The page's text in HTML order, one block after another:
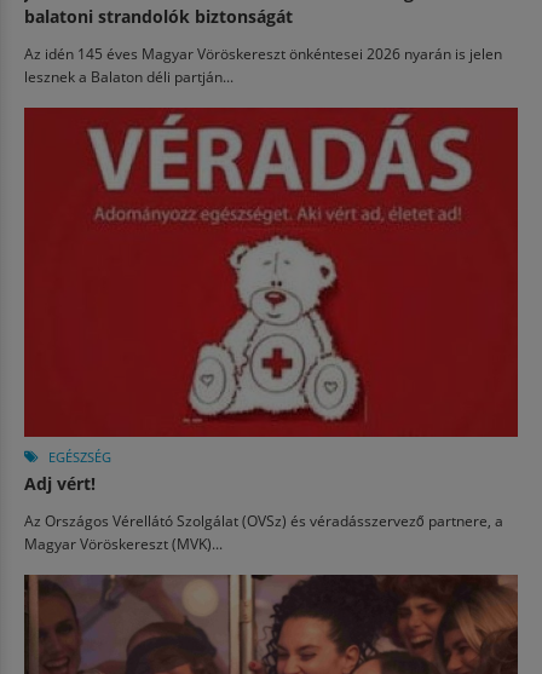
balatoni strandolók biztonságát
Az idén 145 éves Magyar Vöröskereszt önkéntesei 2026 nyarán is jelen
lesznek a Balaton déli partján...
EGÉSZSÉG
Adj vért!
Az Országos Vérellátó Szolgálat (OVSz) és véradásszervező partnere, a
Magyar Vöröskereszt (MVK)...